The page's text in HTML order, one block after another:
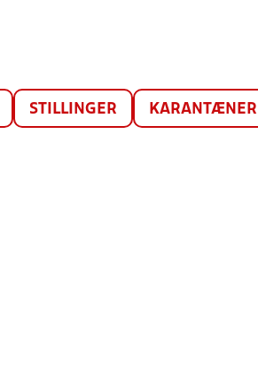
STILLINGER KARANTÆNER